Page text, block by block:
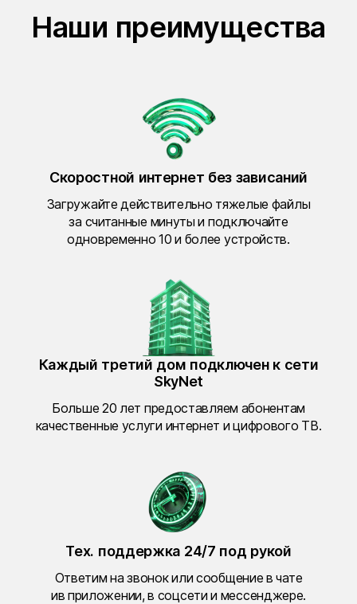
Наши преимущества
Скоростной интернет без зависаний
Загружайте действительно тяжелые файлы
за считанные минуты и подключайте
одновременно 10 и более устройств.
Каждый третий дом подключен к сети
SkyNet
Больше 20 лет предоставляем абонентам
качественные услуги интернет и цифрового ТВ.
Тех. поддержка 24/7 под рукой
Ответим на звонок или сообщение в чате
ив приложении, в соцсети и мессенджере.